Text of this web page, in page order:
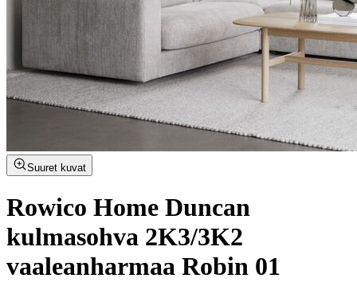
Suuret kuvat
Rowico Home Duncan
kulmasohva 2K3/3K2
vaaleanharmaa Robin 01